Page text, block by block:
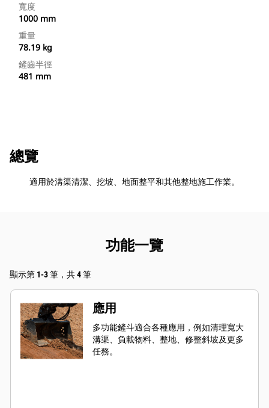
寬度
1000 mm
重量
78.19 kg
鏟齒半徑
481 mm
總覽
適用於溝渠清潔、挖坡、地面整平和其他整地施工作業。
功能一覽
顯示第 1-3 筆，共 4 筆
應用
多功能鏟斗適合各種應用，例如清理寬大
溝渠、負載物料、整地、修整斜坡及更多
任務。